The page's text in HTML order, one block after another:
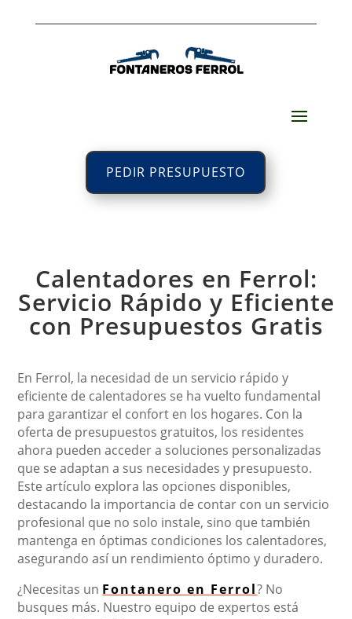
PEDIR PRESUPUESTO
Calentadores en Ferrol:
Servicio Rápido y Eficiente
con Presupuestos Gratis
En Ferrol, la necesidad de un servicio rápido y
eficiente de calentadores se ha vuelto fundamental
para garantizar el confort en los hogares. Con la
oferta de presupuestos gratuitos, los residentes
ahora pueden acceder a soluciones personalizadas
que se adaptan a sus necesidades y presupuesto.
Este artículo explora las opciones disponibles,
destacando la importancia de contar con un servicio
profesional que no solo instale, sino que también
mantenga en óptimas condiciones los calentadores,
asegurando así un rendimiento óptimo y duradero.
¿Necesitas un Fontanero en Ferrol? No
busques más. Nuestro equipo de expertos está